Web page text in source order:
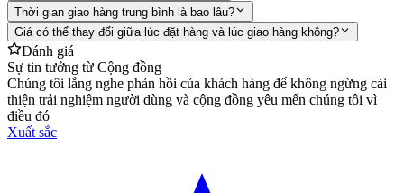
Thời gian giao hàng trung bình là bao lâu?
Giá có thể thay đổi giữa lúc đặt hàng và lúc giao hàng không?
Đánh giá
Sự tin tưởng từ Cộng đồng
Chúng tôi lắng nghe phản hồi của khách hàng để không ngừng cải
thiện trải nghiệm người dùng và cộng đồng yêu mến chúng tôi vì
điều đó
Xuất sắc